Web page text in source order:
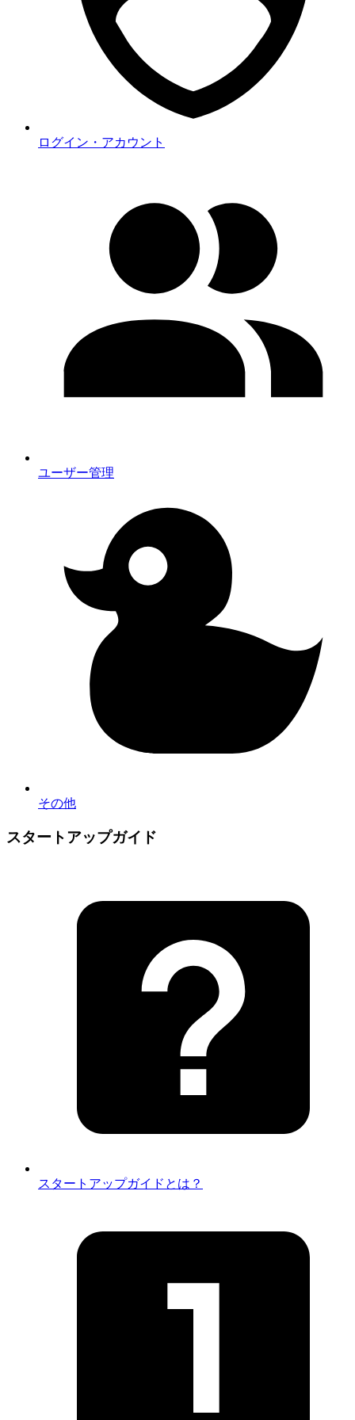
ログイン・アカウント
ユーザー管理
その他
スタートアップガイド
スタートアップガイドとは？